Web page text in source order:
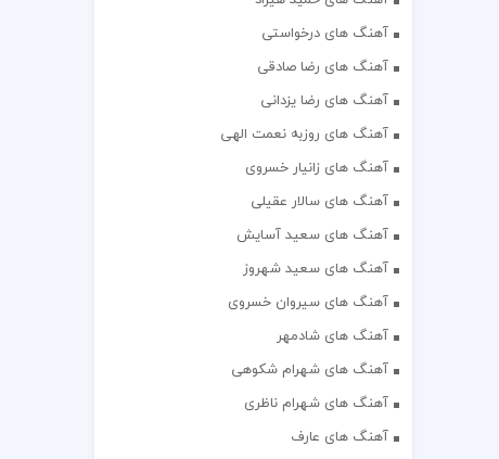
آهنگ های درخواستی
آهنگ های رضا صادقی
آهنگ های رضا یزدانی
آهنگ های روزبه نعمت الهی
آهنگ های زانیار خسروی
آهنگ های سالار عقیلی
آهنگ های سعید آسایش
آهنگ های سعید شهروز
آهنگ های سیروان خسروی
آهنگ های شادمهر
آهنگ های شهرام شکوهی
آهنگ های شهرام ناظری
آهنگ های عارف